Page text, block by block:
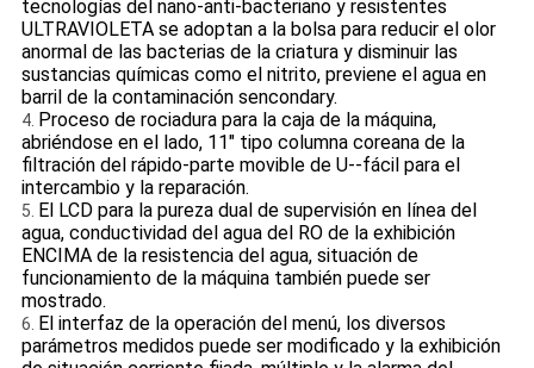
tecnologías del nano-anti-bacteriano y resistentes
ULTRAVIOLETA se adoptan a la bolsa para reducir el olor
anormal de las bacterias de la criatura y disminuir las
sustancias químicas como el nitrito, previene el agua en
barril de la contaminación sencondary.
4. Proceso de rociadura para la caja de la máquina,
abriéndose en el lado, 11" tipo columna coreana de la
filtración del rápido-parte movible de U--fácil para el
intercambio y la reparación.
5. El LCD para la pureza dual de supervisión en línea del
agua, conductividad del agua del RO de la exhibición
ENCIMA de la resistencia del agua, situación de
funcionamiento de la máquina también puede ser
mostrado.
6. El interfaz de la operación del menú, los diversos
parámetros medidos puede ser modificado y la exhibición